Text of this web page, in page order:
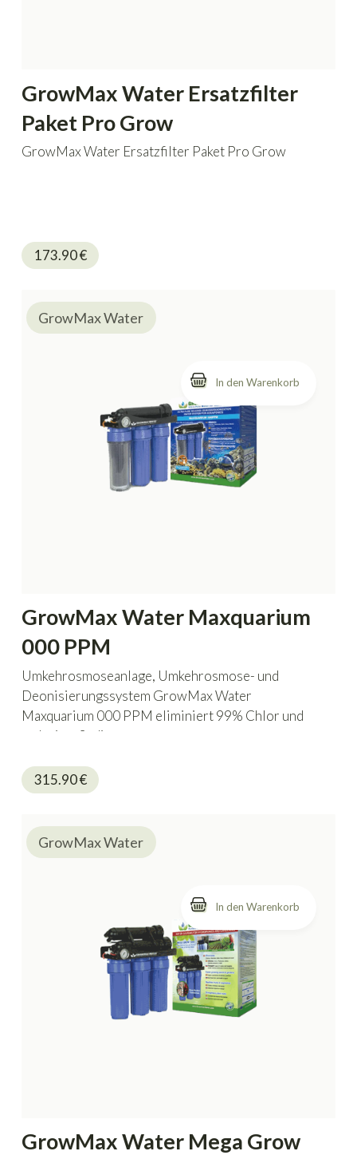
GrowMax Water Ersatzfilter
Paket Pro Grow
GrowMax Water Ersatzfilter Paket Pro Grow
173.90€
GrowMax Water Maxquarium
000 PPM
Umkehrosmoseanlage, Umkehrosmose- und
Deonisierungssystem GrowMax Water
Maxquarium 000 PPM eliminiert 99% Chlor und
reduziert Sedimente.
315.90€
GrowMax Water
GrowMax Water Mega Grow
GrowMax Water